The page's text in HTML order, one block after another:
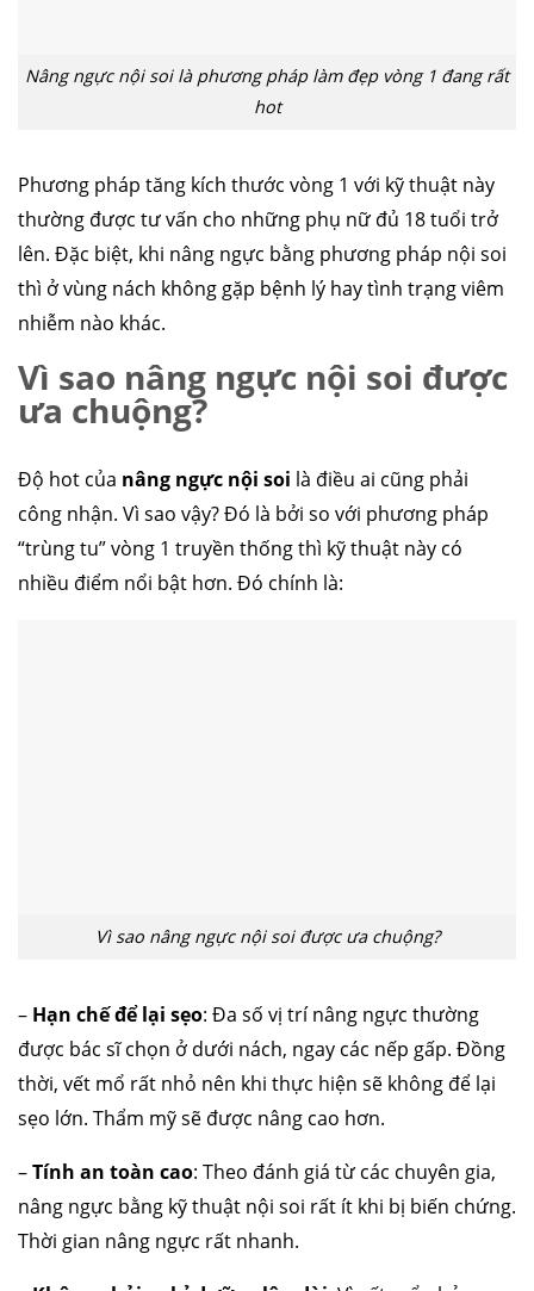
Nâng ngực nội soi là phương pháp làm đẹp vòng 1 đang rất
hot
Phương pháp tăng kích thước vòng 1 với kỹ thuật này
thường được tư vấn cho những phụ nữ đủ 18 tuổi trở
lên. Đặc biệt, khi nâng ngực bằng phương pháp nội soi
thì ở vùng nách không gặp bệnh lý hay tình trạng viêm
nhiễm nào khác.
Vì sao nâng ngực nội soi được
ưa chuộng?
Độ hot của nâng ngực nội soi là điều ai cũng phải
công nhận. Vì sao vậy? Đó là bởi so với phương pháp
“trùng tu” vòng 1 truyền thống thì kỹ thuật này có
nhiều điểm nổi bật hơn. Đó chính là:
Vì sao nâng ngực nội soi được ưa chuộng?
– Hạn chế để lại sẹo: Đa số vị trí nâng ngực thường
được bác sĩ chọn ở dưới nách, ngay các nếp gấp. Đồng
thời, vết mổ rất nhỏ nên khi thực hiện sẽ không để lại
sẹo lớn. Thẩm mỹ sẽ được nâng cao hơn.
–Tính an toàn cao: Theo đánh giá từ các chuyên gia,
nâng ngực bằng kỹ thuật nội soi rất ít khi bị biến chứng.
Thời gian nâng ngực rất nhanh.